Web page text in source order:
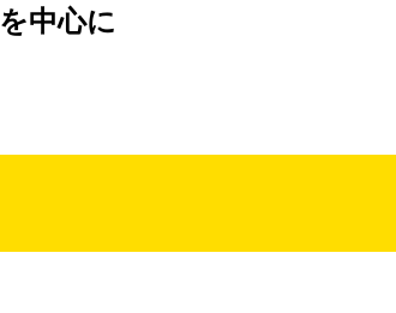
中心に